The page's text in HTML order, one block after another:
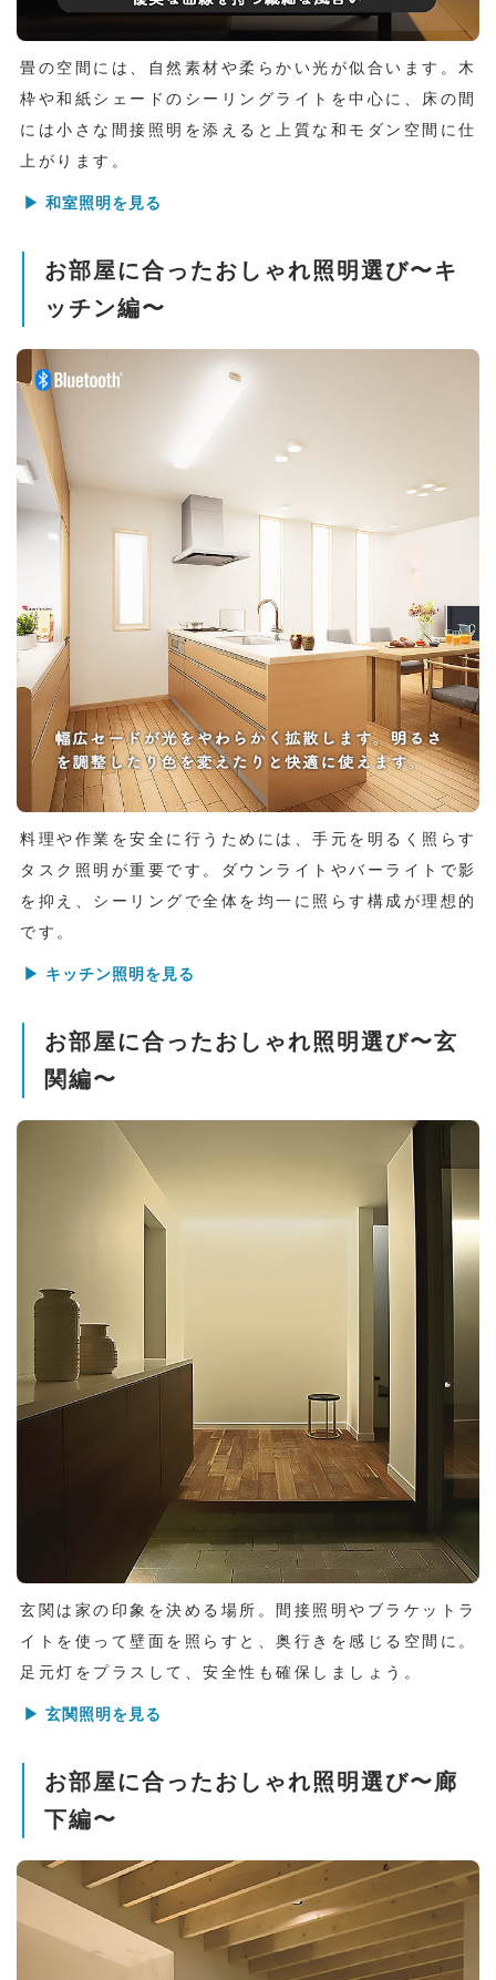
畳の空間には、自然素材や柔らかい光が似合います。木
枠や和紙シェードのシーリングライトを中心に、床の間
には小さな間接照明を添えると上質な和モダン空間に仕
上がります。
▶ 和室照明を見る
お部屋に合ったおしゃれ照明選び〜キ
ッチン編〜
料理や作業を安全に行うためには、手元を明るく照らす
タスク照明が重要です。ダウンライトやバーライトで影
を抑え、シーリングで全体を均一に照らす構成が理想的
です。
▶ キッチン照明を見る
お部屋に合ったおしゃれ照明選び〜玄
関編〜
玄関は家の印象を決める場所。間接照明やブラケットラ
イトを使って壁面を照らすと、奥行きを感じる空間に。
足元灯をプラスして、安全性も確保しましょう。
▶ 玄関照明を見る
お部屋に合ったおしゃれ照明選び〜廊
下編〜